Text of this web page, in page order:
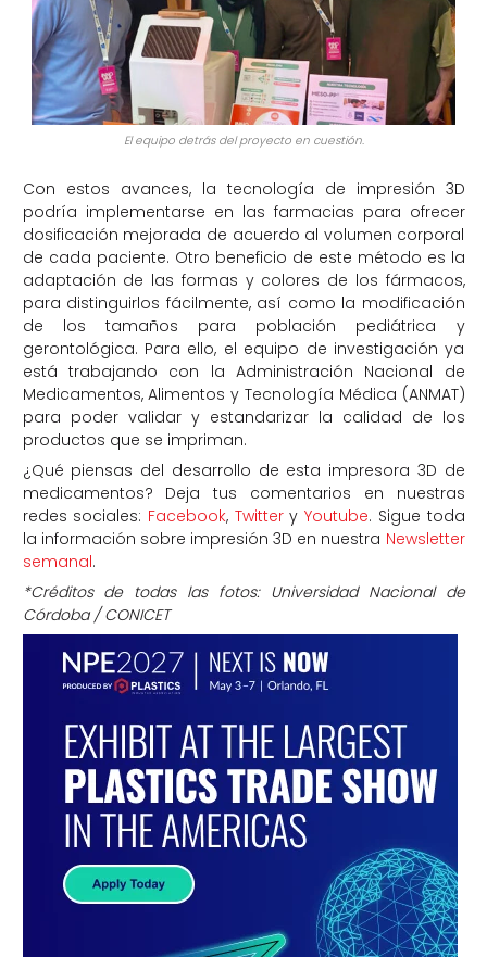
El equipo detrás del proyecto en cuestión.
Con estos avances, la tecnología de impresión 3D
podría implementarse en las farmacias para ofrecer
dosificación mejorada de acuerdo al volumen corporal
de cada paciente. Otro beneficio de este método es la
adaptación de las formas y colores de los fármacos,
para distinguirlos fácilmente, así como la modificación
de los tamaños para población pediátrica y
gerontológica. Para ello, el equipo de investigación ya
está trabajando con la Administración Nacional de
Medicamentos, Alimentos y Tecnología Médica (ANMAT)
para poder validar y estandarizar la calidad de los
productos que se impriman.
¿Qué piensas del desarrollo de esta impresora 3D de
medicamentos? Deja tus comentarios en nuestras
redes sociales: Facebook, TwitteryYoutube. Sigue toda
la información sobre impresión 3D en nuestra Newsletter
semanal.
*Créditos de todas las fotos: Universidad Nacional de
Córdoba / CONICET